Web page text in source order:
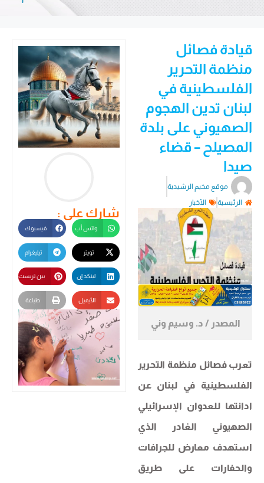
قيادة فصائل
منظمة التحرير
الفلسطينية في
لبنان تدين الهجوم
الصهيوني على بلدة
المصيلح – قضاء
صيدا
موقع مخيم الرشيدية
الرئيسية
الأخبار
المصدر / د. وسيم وني
تعرب فصائل منظمة التحرير
الفلسطينية في لبنان عن
ادانتها للعدوان الإسرائيلي
الصهيوني الغادر الذي
استهدف معارض للجرافات
والحفارات على طريق
شارك على :
واتس أب فيسبوك
تيليغرام
لينكد إن بين تريست
الأيميل طباعة